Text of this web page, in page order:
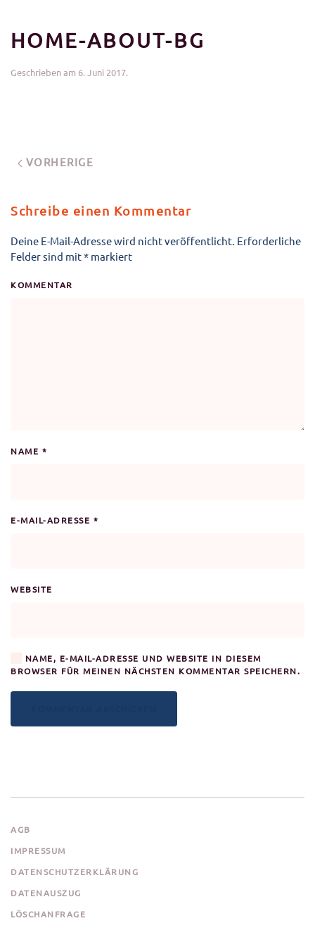
HOME-ABOUT-BG
Geschrieben am 6. Juni 2017.
VORHERIGE
Schreibe einen Kommentar
Deine E-Mail-Adresse wird nicht veröffentlicht. Erforderliche
Felder sind mit* markiert
KOMMENTAR
NAME *
E-MAIL-ADRESSE *
WEBSITE
NAME, E-MAIL-ADRESSE UND WEBSITE IN DIESEM
BROWSER FÜR MEINEN NÄCHSTEN KOMMENTAR SPEICHERN.
AGB
IMPRESSUM
DATENSCHUTZERKLÄRUNG
DATENAUSZUG
LÖSCHANFRAGE